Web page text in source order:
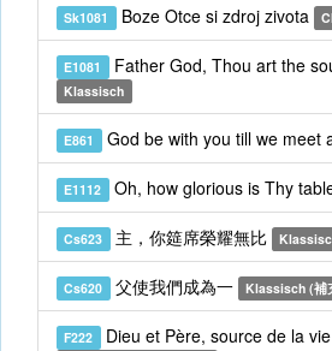
Sk1081 Boze Otce si zdroj zivota
E1081 Father God, Thou art the
Klassisch
E861 God be with you till we meet
E1112 Oh, how glorious is Thy
Cs623 主，你筵席榮耀無比
Cs620 父使我們成為一 Klassisch (補
F222 Dieu et Père, source de la vie